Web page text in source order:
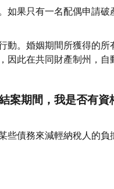
如果只有一名配偶申請破
動。婚姻期間所獲得的所
因此在共同財產制州，自
案期間，我是否有資
些債務來減輕納稅人的負